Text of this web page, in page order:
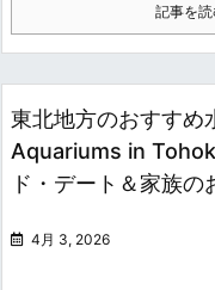
記事を
東北地方のおすす
Aquariums in
ド・デート＆家族の
4月 3, 2026